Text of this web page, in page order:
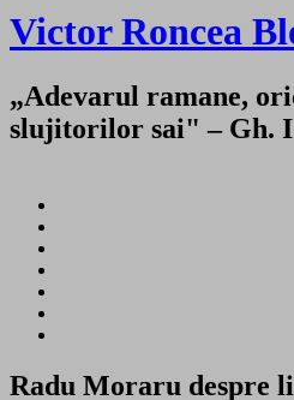
Victor Roncea
„Adevarul ramane,
slujitorilor sai" – Gh.
Radu Moraru despre